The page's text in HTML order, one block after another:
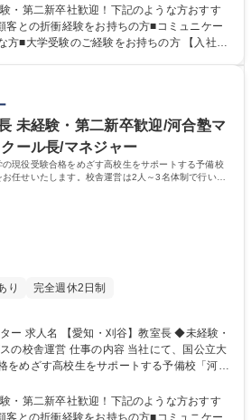
ください。 【具体的に】■生徒の
イザー（大学生アルバイト）のマネジメン
■集客・戦略立案と実行 【運営】生徒数は
。※講師ではないため、授業を担当する必要
・第二新卒社歓迎！下記のような方おすす
客との折衝経験をお持ちの方■コミュニケー
大学受験のご経験をお持ちの方 【入社後
配属後も、本部から研修を受けられるので安
、校舎長→ブロック長と順調にステップアッ
ながら働き方を改善したい方におすすめで
院 大学 語学力： 資格：
未経験・第二新卒歓迎/河合塾マ
ール長/マネジャー
現役受験合格をめざす高校生をサポートする予備校
任せいたします。校舎運営は2人～3名体制で行いま
。
り 完全週休2日制
経験・
当社にて、国公立大
をめざす高校生をサポートする予備校「河合
任せいたします。校舎運営は2人～3名体制で
具体的に】■生徒のサポー
ー（大学生アルバイト）のマネジメント ■入
・第二新卒社歓迎！下記のような方おすす
客との折衝経験をお持ちの方■コミュニケー